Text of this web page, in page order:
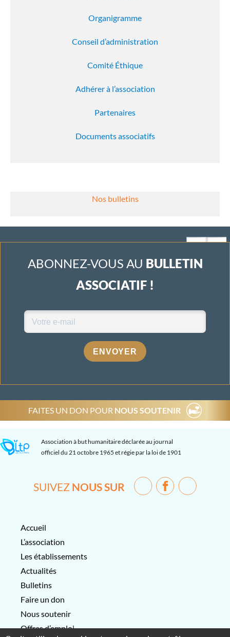
Organigramme
Conseil d’administration
Comité Éthique
Adhérer à l’association
Partenaires
Documents associatifs
Nos bulletins
ABONNEZ-VOUS AU BULLETIN
ASSOCIATIF !
ENVOYER
FAITES UN DON POUR NOUS SOUTENIR
Association à but humanitaire déclarée au journal
officiel du 21 octobre 1965 et régie par la loi de 1901
SUIVEZ NOUS SUR
Accueil
L’association
Les établissements
Actualités
Bulletins
Faire un don
Nous soutenir
Offres d’emploi